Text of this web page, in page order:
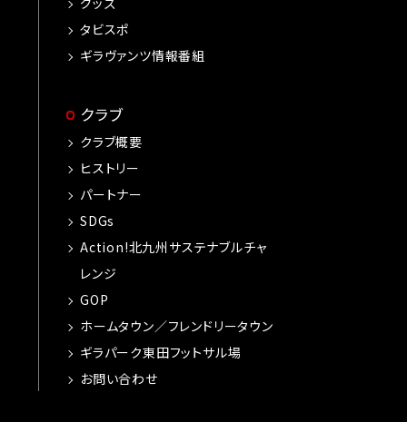
タビスポ
ギラヴァンツ情報番組
クラブ
クラブ概要
ヒストリー
パートナー
SDGs
Action!北九州サステナブルチャ
レンジ
GOP
ホームタウン／フレンドリータウン
ギラパーク東田フットサル場
お問い合わせ